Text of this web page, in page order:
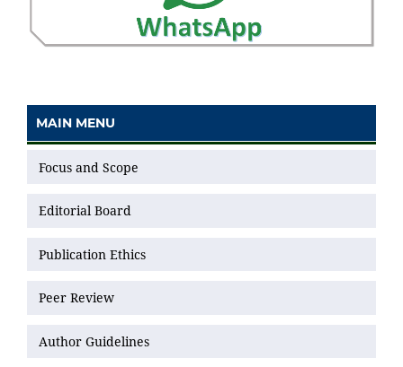
MAIN MENU
Focus and Scope
Editorial Board
Publication Ethics
Peer Review
Author Guidelines